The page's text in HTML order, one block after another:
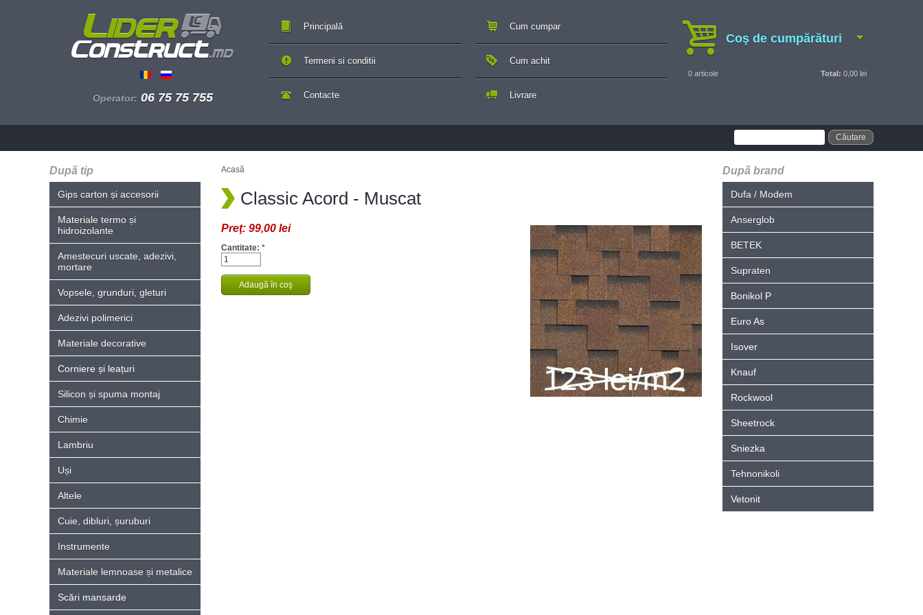
Operator: 06 75 75 755
Principală
Contacte
Cum cumpar
Cum achit
Livrare
Termeni si conditii
Coş de cumpărături
0 articole Total: 0,00 lei
După tip
Gips carton și accesorii
Materiale termo și
hidroizolante
Amestecuri uscate, adezivi,
mortare
Vopsele, grunduri, gleturi
Adezivi polimerici
Materiale decorative
Corniere și leațuri
Silicon și spuma montaj
Chimie
Lambriu
Uși
Altele
Cuie, dibluri, șuruburi
Instrumente
Materiale lemnoase și metalice
Scări mansarde
Acasă
Classic Acord - Muscat
Preţ: 99,00 lei
Cantitate: *
După brand
Dufa / Modem
Anserglob
BETEK
Supraten
Bonikol P
Euro As
Isover
Knauf
Rockwool
Sheetrock
Sniezka
Tehnonikoli
Vetonit